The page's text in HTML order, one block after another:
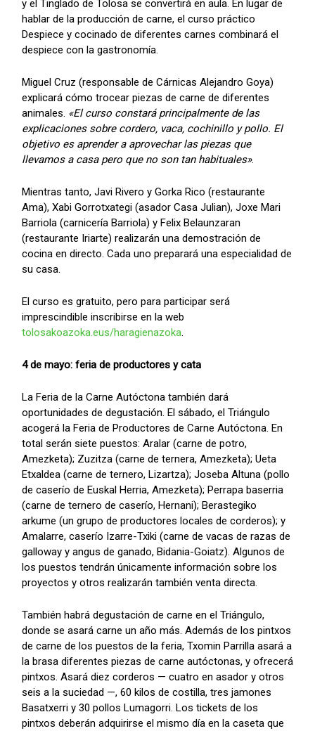
y el Tinglado de Tolosa se convertirá en aula. En lugar de
hablar de la producción de carne, el curso práctico
Despiece y cocinado de diferentes carnes combinará el
despiece con la gastronomía.
Miguel Cruz (responsable de Cárnicas Alejandro Goya)
explicará cómo trocear piezas de carne de diferentes
animales. «El curso constará principalmente de las
explicaciones sobre cordero, vaca, cochinillo y pollo. El
objetivo es aprender a aprovechar las piezas que
llevamos a casa pero que no son tan habituales».
Mientras tanto, Javi Rivero y Gorka Rico (restaurante
Ama), Xabi Gorrotxategi (asador Casa Julian), Joxe Mari
Barriola (carnicería Barriola) y Felix Belaunzaran
(restaurante Iriarte) realizarán una demostración de
cocina en directo. Cada uno preparará una especialidad de
su casa.
El curso es gratuito, pero para participar será
imprescindible inscribirse en la web
tolosakoazoka.eus/haragienazoka.
4 de mayo: feria de productores y cata
La Feria de la Carne Autóctona también dará
oportunidades de degustación. El sábado, el Triángulo
acogerá la Feria de Productores de Carne Autóctona. En
total serán siete puestos: Aralar (carne de potro,
Amezketa); Zuzitza (carne de ternera, Amezketa); Ueta
Etxaldea (carne de ternero, Lizartza); Joseba Altuna (pollo
de caserío de Euskal Herria, Amezketa); Perrapa baserria
(carne de ternero de caserío, Hernani); Berastegiko
arkume (un grupo de productores locales de corderos); y
Amalarre, caserío Izarre-Txiki (carne de vacas de razas de
galloway y angus de ganado, Bidania-Goiatz). Algunos de
los puestos tendrán únicamente información sobre los
proyectos y otros realizarán también venta directa.
También habrá degustación de carne en el Triángulo,
donde se asará carne un año más. Además de los pintxos
de carne de los puestos de la feria, Txomin Parrilla asará a
la brasa diferentes piezas de carne autóctonas, y ofrecerá
pintxos. Asará diez corderos — cuatro en asador y otros
seis a la suciedad —, 60 kilos de costilla, tres jamones
Basatxerri y 30 pollos Lumagorri. Los tickets de los
pintxos deberán adquirirse el mismo día en la caseta que